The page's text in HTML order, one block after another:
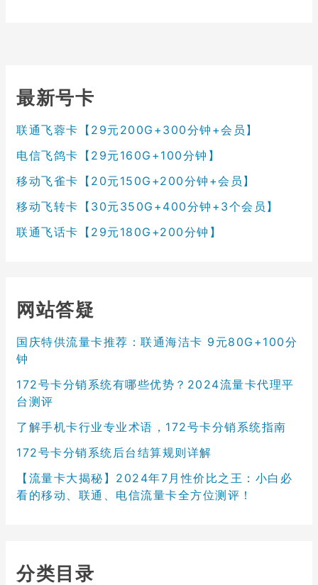
最新号卡
联通飞蓉卡【29元200G+300分钟+会员】
电信飞鸽卡【29元160G+100分钟】
移动飞雀卡【20元150G+200分钟+会员】
移动飞转卡【30元350G+400分钟+3个会员】
联通飞话卡【29元180G+200分钟】
网站答疑
国庆特供流量卡推荐：联通海洁卡 9元80G+100分
钟
172号卡分销系统有哪些优势？2024流量卡代理平
台测评
了解手机卡行业专业术语，172号卡分销系统指南
172号卡分销系统后台结算规则详解
【流量卡大揭秘】2024年7月性价比之王：小白必
看的移动、联通、电信流量卡全方位测评！
分类目录